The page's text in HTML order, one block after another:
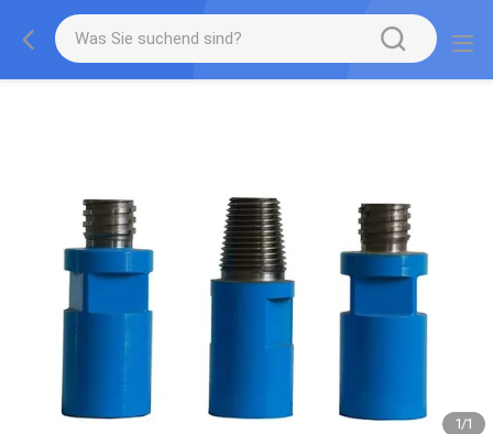
1/1